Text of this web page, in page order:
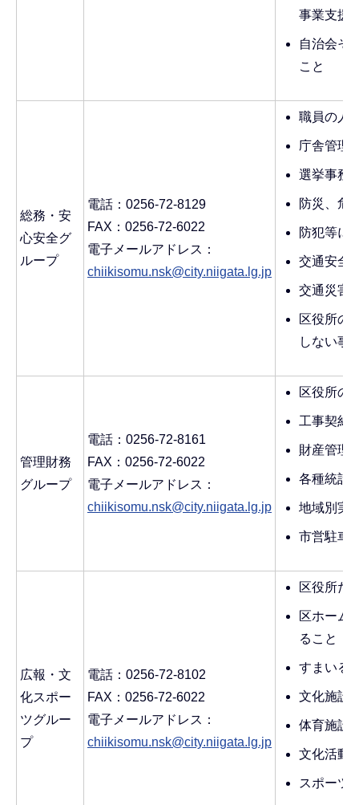
事業支援
自治会そ
こと
総務・安
心安全グ
ループ
電話：0256-72-8129
FAX：0256-72-6022
電子メールアドレス：
chiikisomu.nsk@city.niigata.lg.jp
職員の人
庁舎管理
選挙事務
防災、危
防犯等に
交通安全
交通災害
区役所の
しない事
管理財務
グループ
電話：0256-72-8161
FAX：0256-72-6022
電子メールアドレス：
chiikisomu.nsk@city.niigata.lg.jp
区役所の
工事契約
財産管理
各種統計
地域別実
市営駐車
広報・文
化スポー
ツグルー
プ
電話：0256-72-8102
FAX：0256-72-6022
電子メールアドレス：
chiikisomu.nsk@city.niigata.lg.jp
区役所だ
区ホーム
ること
すまいる
文化施設
体育施設
文化活動
スポーツ